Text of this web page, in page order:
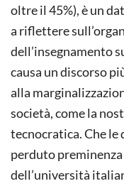
oltre il 45%), è un
a riflettere
dell’insegnamento
causa un discorso
alla
società, come la
tecnocratica. Che
perduto
dell’università